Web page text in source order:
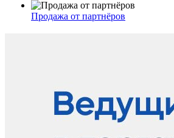
Продажа от партнёров